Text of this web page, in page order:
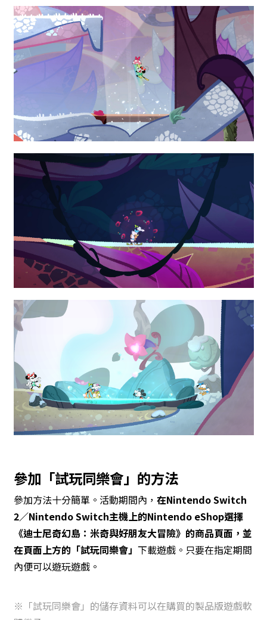
參加「試玩同樂會」的方法
參加方法十分簡單。活動期間內， 在Nintendo Switch
2／Nintendo Switch主機上的Nintendo eShop選擇
《迪士尼奇幻島：米奇與好朋友大冒險》的商品頁面，並
在頁面上方的「試玩同樂會」 下載遊戲。只要在指定期間
內便可以遊玩遊戲。
※「試玩同樂會」的儲存資料可以在購買的製品版遊戲軟